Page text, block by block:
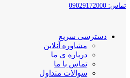
تماس: 09029172000
دسترسی سریع
مشاوره آنلاین
درباره ی ما
تماس با ما
سوالات متداول